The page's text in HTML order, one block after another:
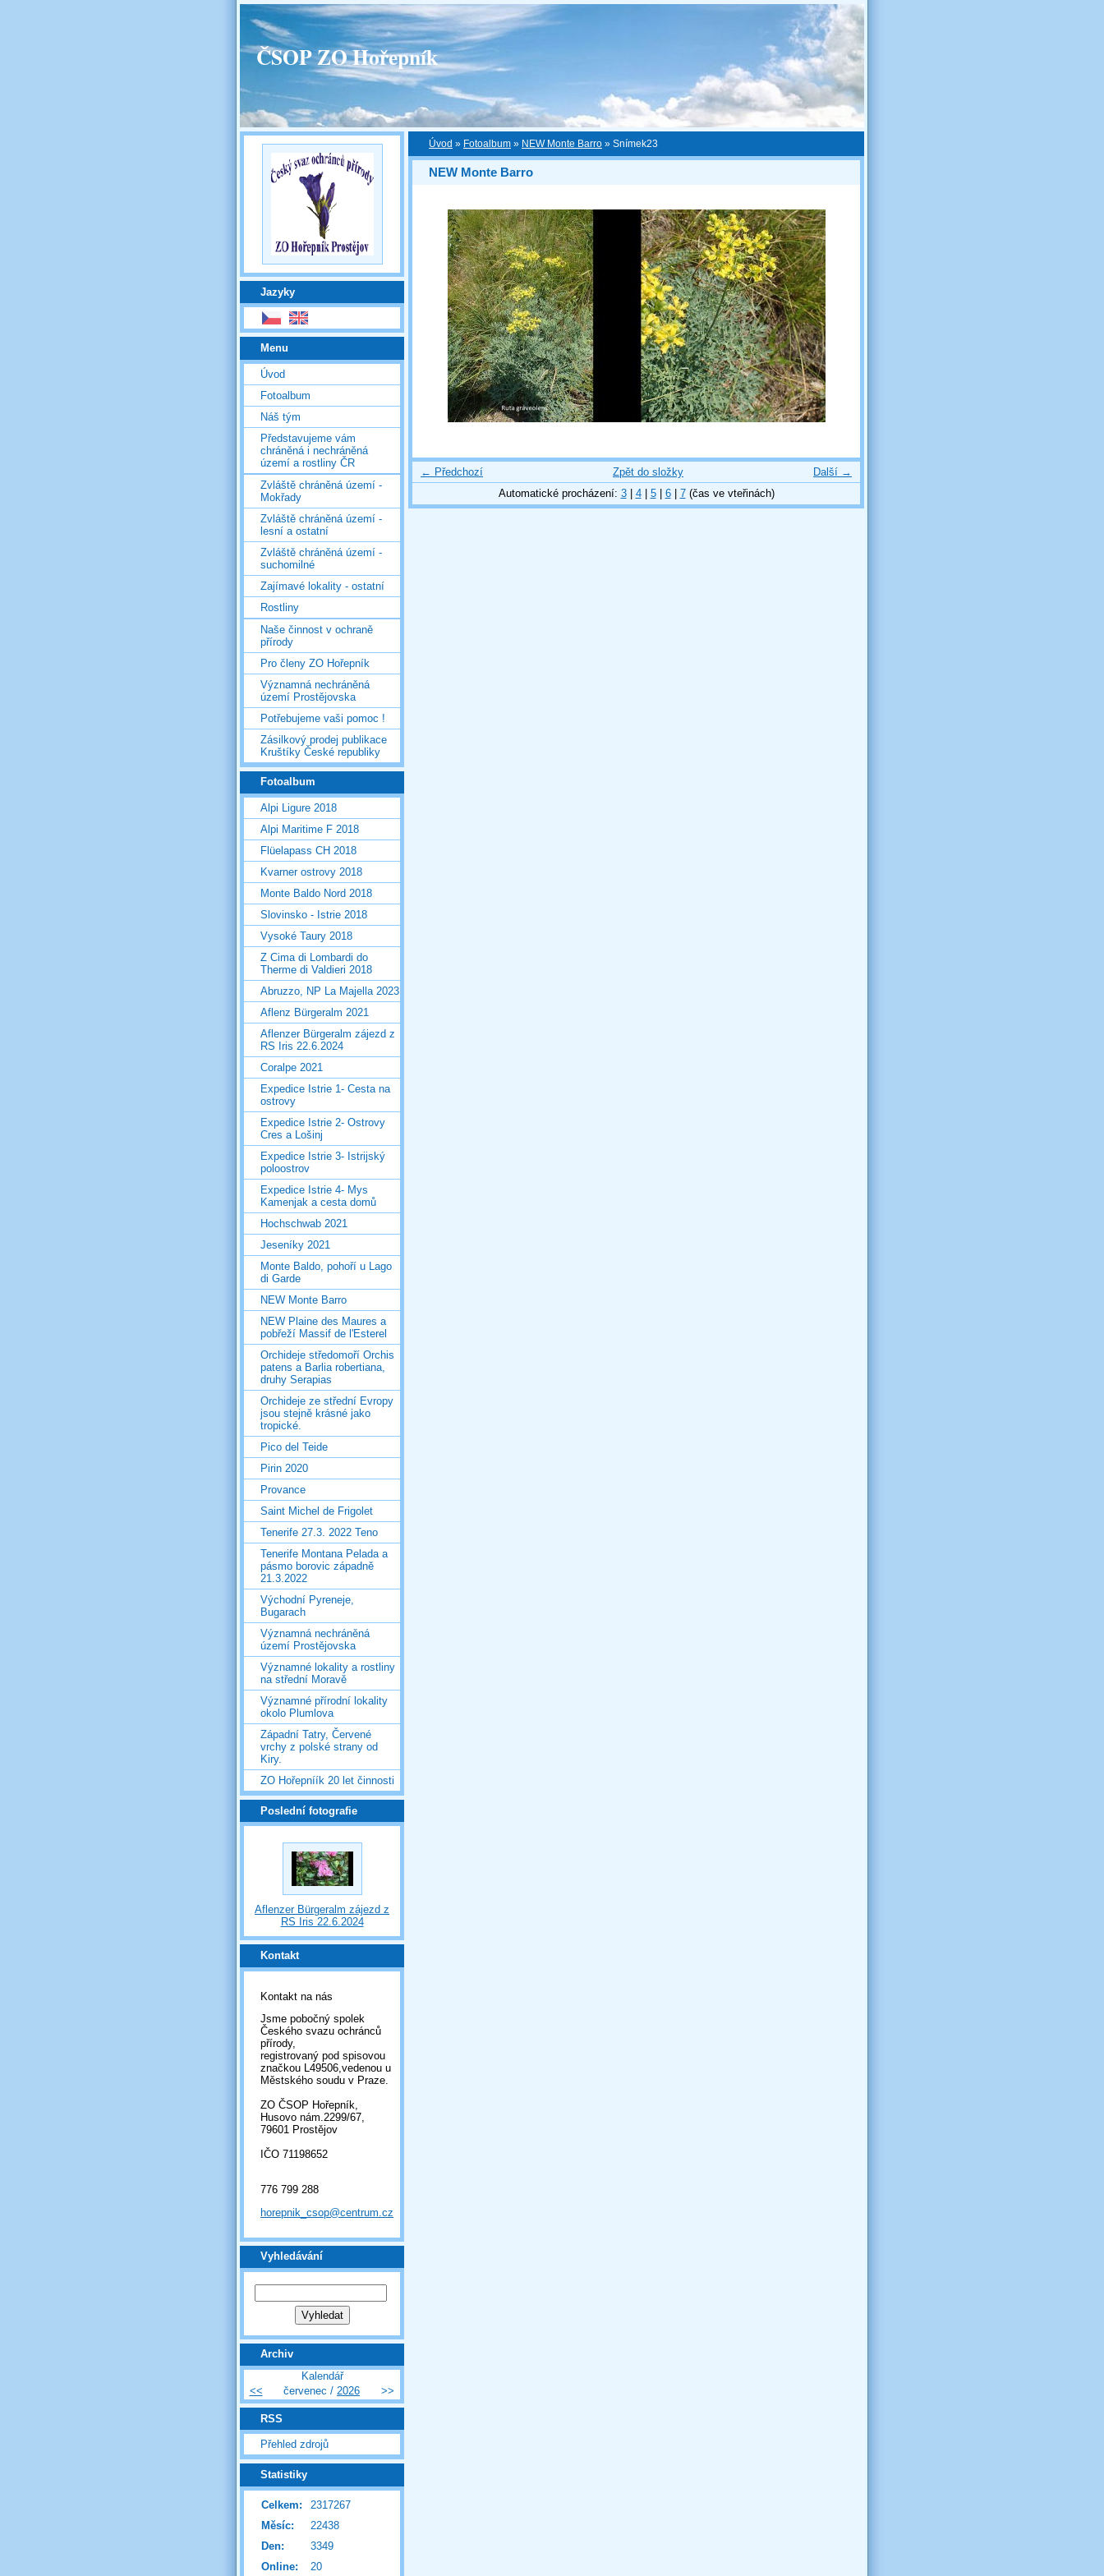
ČSOP ZO Hořepník
Úvod » Fotoalbum » NEW Monte Barro » Snímek23
NEW Monte Barro
← Předchozí Další →
Zpět do složky
Automatické procházení: 3| 4| 5| 6| 7(čas ve vteřinách)
Jazyky
Menu
Úvod
Fotoalbum
Náš tým
Představujeme vám
chráněná i nechráněná
území a rostliny ČR
Zvláště chráněná území -
Mokřady
Zvláště chráněná území -
lesní a ostatní
Zvláště chráněná území -
suchomilné
Zajímavé lokality - ostatní
Rostliny
Naše činnost v ochraně
přírody
Pro členy ZO Hořepník
Významná nechráněná
území Prostějovska
Potřebujeme vaši pomoc !
Zásilkový prodej publikace
Kruštíky České republiky
Fotoalbum
Alpi Ligure 2018
Alpi Maritime F 2018
Flüelapass CH 2018
Kvarner ostrovy 2018
Monte Baldo Nord 2018
Slovinsko - Istrie 2018
Vysoké Taury 2018
Z Cima di Lombardi do
Therme di Valdieri 2018
Abruzzo, NP La Majella 2023
Aflenz Bürgeralm 2021
Aflenzer Bürgeralm zájezd z
RS Iris 22.6.2024
Coralpe 2021
Expedice Istrie 1- Cesta na
ostrovy
Expedice Istrie 2- Ostrovy
Cres a Lošinj
Expedice Istrie 3- Istrijský
poloostrov
Expedice Istrie 4- Mys
Kamenjak a cesta domů
Hochschwab 2021
Jeseníky 2021
Monte Baldo, pohoří u Lago
di Garde
NEW Monte Barro
NEW Plaine des Maures a
pobřeží Massif de l'Esterel
Orchideje středomoří Orchis
patens a Barlia robertiana,
druhy Serapias
Orchideje ze střední Evropy
jsou stejně krásné jako
tropické.
Pico del Teide
Pirin 2020
Provance
Saint Michel de Frigolet
Tenerife 27.3. 2022 Teno
Tenerife Montana Pelada a
pásmo borovic západně
21.3.2022
Východní Pyreneje,
Bugarach
Významná nechráněná
území Prostějovska
Významné lokality a rostliny
na střední Moravě
Významné přírodní lokality
okolo Plumlova
Západní Tatry, Červené
vrchy z polské strany od
Kiry.
ZO Hořepníík 20 let činnosti
Poslední fotografie
Aflenzer Bürgeralm zájezd z
RS Iris 22.6.2024
Kontakt
Kontakt na nás
Jsme pobočný spolek
Českého svazu ochránců
přírody,
registrovaný pod spisovou
značkou L49506,vedenou u
Městského soudu v Praze.
ZO ČSOP Hořepník,
Husovo nám.2299/67,
79601 Prostějov
IČO 71198652
776 799 288
horepnik_csop@centrum.cz
Vyhledávání
Archiv
Kalendář
<<
červenec / 2026 >>
RSS
Přehled zdrojů
Statistiky
Online: 20
Celkem:
2317267
Měsíc:
22438
Den:
3349